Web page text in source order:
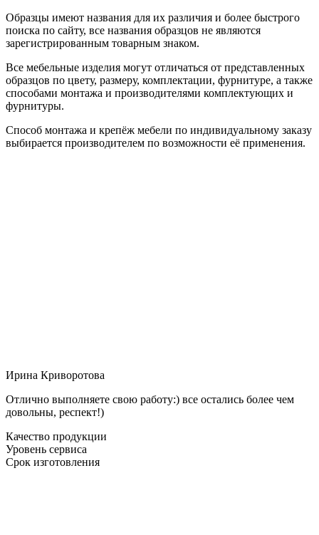
Образцы имеют названия для их различия и более быстрого
поиска по сайту, все названия образцов не являются
зарегистрированным товарным знаком.
Все мебельные изделия могут отличаться от представленных
образцов по цвету, размеру, комплектации, фурнитуре, а также
способами монтажа и производителями комплектующих и
фурнитуры.
Способ монтажа и крепёж мебели по индивидуальному заказу
выбирается производителем по возможности её применения.
Ирина Криворотова
Отлично выполняете свою работу:) все остались более чем
довольны, респект!)
Качество продукции
Уровень сервиса
Срок изготовления